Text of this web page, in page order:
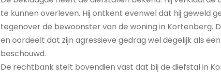
te kunnen overleven. Hij ontkent evenwel dat hij geweld
tegenover de bewoonster van de woning in Kortenberg.
en oordeelt dat zijn agressieve gedrag wel degelijk als
beschouwd.
De rechtbank stelt bovendien vast dat bij de diefstal in